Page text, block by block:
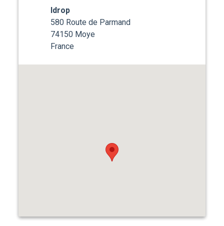
Idrop
580 Route de Parmand
74150 Moye
France